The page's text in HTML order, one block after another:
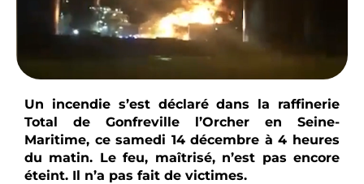
Un incendie s’est déclaré dans la raffinerie
Total de Gonfreville l’Orcher en Seine-
Maritime, ce samedi 14 décembre à 4 heures
du matin. Le feu, maîtrisé, n’est pas encore
éteint. Il n’a pas fait de victimes.